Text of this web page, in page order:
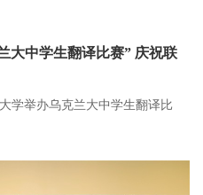
大中学生翻译比赛” 庆祝联
学举办乌克兰大中学生翻译比